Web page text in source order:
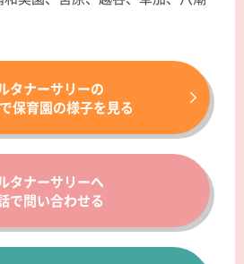
タナーサリーの
保育園の様子を見る
タナーサリーへ
で問い合わせる